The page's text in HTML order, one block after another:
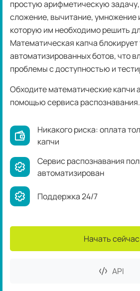
простую арифметическую
сложение, вычитание, умножение
которую им необходимо решить
Математическая капча
автоматизированных ботов, что
проблемы с доступностью и
Обходите математические капчи
помощью сервиса распознавания.
Никакого риска: оплата
капчи
Сервис распознавания
автоматизирован
Поддержка 24/7
Начать сейчас
API